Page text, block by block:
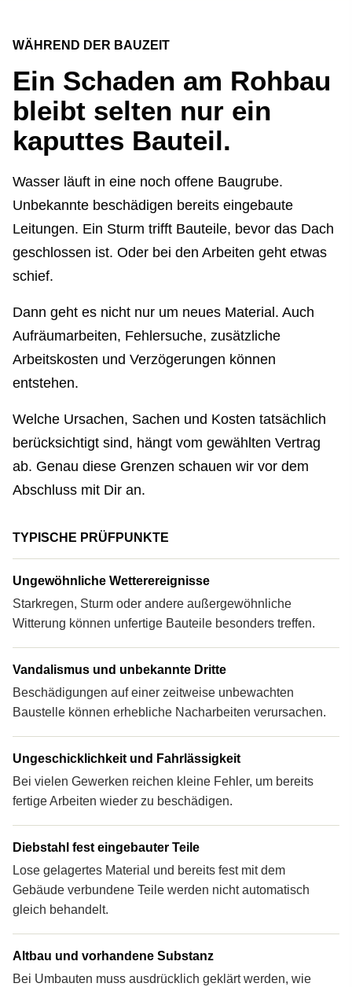
WÄHREND DER BAUZEIT
Ein Schaden am Rohbau
bleibt selten nur ein
kaputtes Bauteil.
Wasser läuft in eine noch offene Baugrube.
Unbekannte beschädigen bereits eingebaute
Leitungen. Ein Sturm trifft Bauteile, bevor das Dach
geschlossen ist. Oder bei den Arbeiten geht etwas
schief.
Dann geht es nicht nur um neues Material. Auch
Aufräumarbeiten, Fehlersuche, zusätzliche
Arbeitskosten und Verzögerungen können
entstehen.
Welche Ursachen, Sachen und Kosten tatsächlich
berücksichtigt sind, hängt vom gewählten Vertrag
ab. Genau diese Grenzen schauen wir vor dem
Abschluss mit Dir an.
TYPISCHE PRÜFPUNKTE
Ungewöhnliche Wetterereignisse
Starkregen, Sturm oder andere außergewöhnliche
Witterung können unfertige Bauteile besonders treffen.
Vandalismus und unbekannte Dritte
Beschädigungen auf einer zeitweise unbewachten
Baustelle können erhebliche Nacharbeiten verursachen.
Ungeschicklichkeit und Fahrlässigkeit
Bei vielen Gewerken reichen kleine Fehler, um bereits
fertige Arbeiten wieder zu beschädigen.
Diebstahl fest eingebauter Teile
Lose gelagertes Material und bereits fest mit dem
Gebäude verbundene Teile werden nicht automatisch
gleich behandelt.
Altbau und vorhandene Substanz
Bei Umbauten muss ausdrücklich geklärt werden, wie